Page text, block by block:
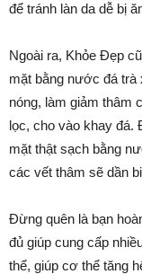
để tránh làn da dễ bị
Ngoài ra, Khỏe Đẹp
mặt bằng nước đá trà
nóng, làm giảm thâm
lọc, cho vào khay đá.
mặt thật sạch bằng
các vết thâm sẽ dần
Đừng quên là bạn
đủ giúp cung cấp
thể, giúp cơ thể tăng